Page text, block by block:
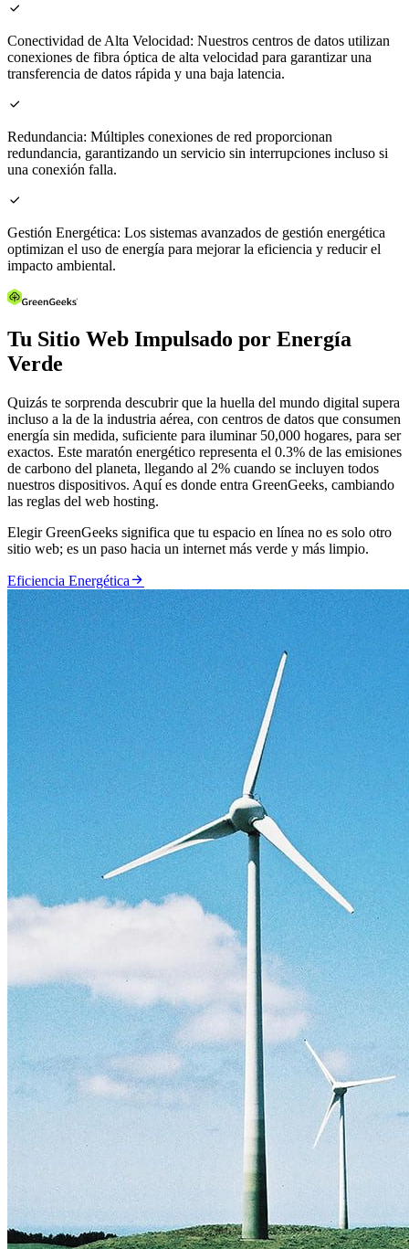

Conectividad de Alta Velocidad: Nuestros centros de datos utilizan
conexiones de fibra óptica de alta velocidad para garantizar una
transferencia de datos rápida y una baja latencia.

Redundancia: Múltiples conexiones de red proporcionan
redundancia, garantizando un servicio sin interrupciones incluso si
una conexión falla.

Gestión Energética: Los sistemas avanzados de gestión energética
optimizan el uso de energía para mejorar la eficiencia y reducir el
impacto ambiental.
Tu Sitio Web Impulsado por Energía
Verde
Quizás te sorprenda descubrir que la huella del mundo digital supera
incluso a la de la industria aérea, con centros de datos que consumen
energía sin medida, suficiente para iluminar 50,000 hogares, para ser
exactos. Este maratón energético representa el 0.3% de las emisiones
de carbono del planeta, llegando al 2% cuando se incluyen todos
nuestros dispositivos. Aquí es donde entra GreenGeeks, cambiando
las reglas del web hosting.
Elegir GreenGeeks significa que tu espacio en línea no es solo otro
sitio web; es un paso hacia un internet más verde y más limpio.
Eficiencia Energética